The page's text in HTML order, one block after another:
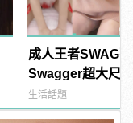
成人王者SWAG
Swagger超大尺
紅海鮮通通有，
結！ |
生活話題